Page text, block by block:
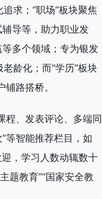
求；“职场”板块聚焦
导等，助力职业发
多个领域；专为银发
龄化；而“学历”板块
路搭桥。
程、发表评论、多端同
等智能推荐栏目，如
，学习人数动辄数十
题教育”“国家安全教